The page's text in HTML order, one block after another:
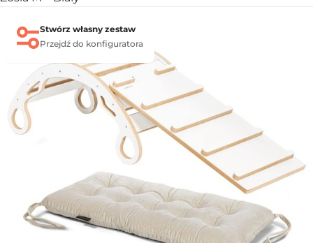
Stwórz własny zestaw
Przejdź do konfiguratora